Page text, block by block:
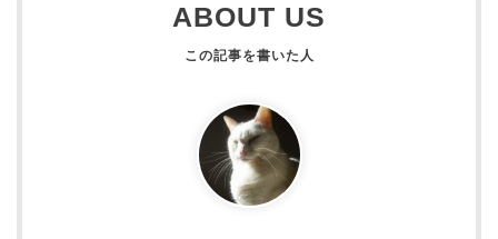
ABOUT US